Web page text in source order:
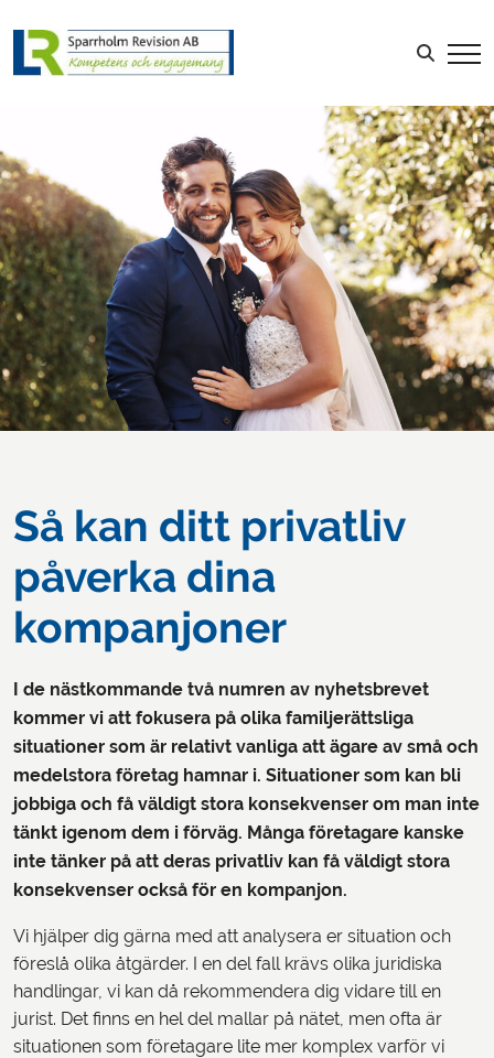
LOGGA IN Sök efter:
Så kan ditt privatliv
påverka dina
kompanjoner
I de nästkommande två numren av nyhetsbrevet
kommer vi att fokusera på olika familjerättsliga
situationer som är relativt vanliga att ägare av små och
medelstora företag hamnar i. Situationer som kan bli
jobbiga och få väldigt stora konsekvenser om man inte
tänkt igenom dem i förväg. Många företagare kanske
inte tänker på att deras privatliv kan få väldigt stora
konsekvenser också för en kompanjon.
Vi hjälper dig gärna med att analysera er situation och
föreslå olika åtgärder. I en del fall krävs olika juridiska
handlingar, vi kan då rekommendera dig vidare till en
jurist. Det finns en hel del mallar på nätet, men ofta är
situationen som företagare lite mer komplex varför vi